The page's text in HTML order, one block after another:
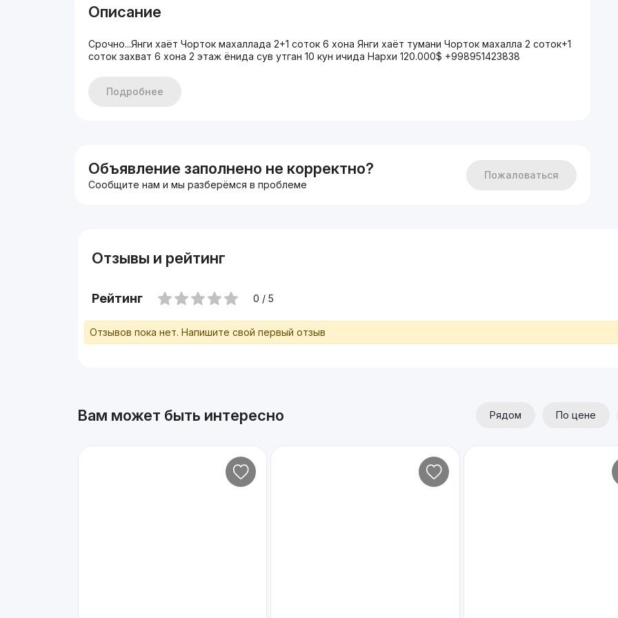
Описание
Срочно...Янги хаёт Чорток махаллада 2+1 соток 6 хона Янги хаёт тумани Чорток махалла 2 соток+1
соток захват 6 хона 2 этаж ёнида сув утган 10 кун ичида Нархи 120.000$ +998951423838
Подробнее
Объявление заполнено не корректно?
Сообщите нам и мы разберёмся в проблеме
Пожаловаться
Отзывы и рейтинг
Рейтинг 0 / 5
Отзывов пока нет. Напишите свой первый отзыв
Вам может быть интересно Рядом По цене